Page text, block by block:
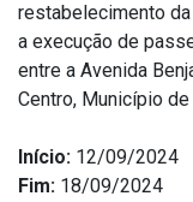
restabelecimento
a execução de
entre a Avenida
Centro, Município
Início: 12/09/2024
Fim: 18/09/2024